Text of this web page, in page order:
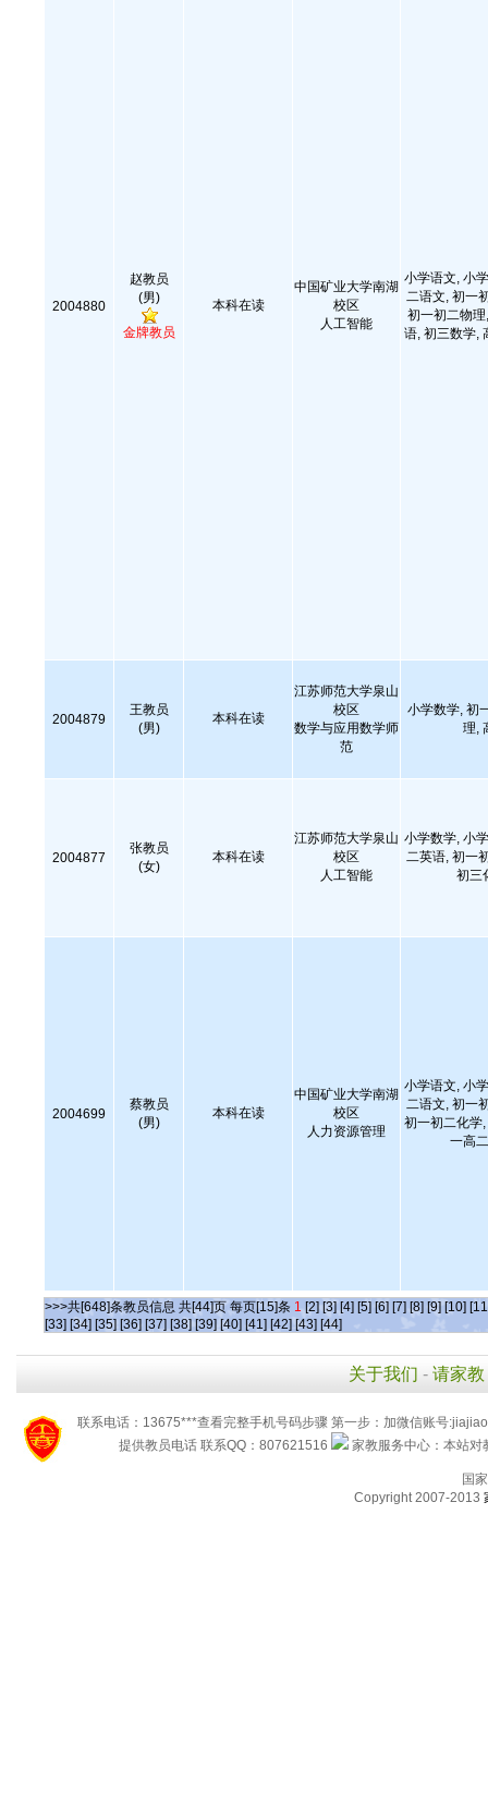
2004880
赵教员
(男)
金牌教员
本科在读
中国矿业大学南湖
校区
人工智能
小学语文, 小
二语文, 初一
初一初二物
语, 初三数学,
2004879
王教员
(男)
本科在读
江苏师范大学泉山
校区
数学与应用数学师
范
小学数学, 初
理,
2004877
张教员
(女)
本科在读
江苏师范大学泉山
校区
人工智能
小学数学, 小
二英语, 初一
初三
2004699
蔡教员
(男)
本科在读
中国矿业大学南湖
校区
人力资源管理
小学语文, 小
二语文, 初一
初一初二化学
一高
>>>共[648]条教员信息 共[44]页 每页[15]条 1 [2] [3] [4] [5] [6] [7] [8] [9] [10]
[33] [34] [35] [36] [37] [38] [39] [40] [41] [42] [43] [44]
关于我们 - 请家教
联系电话：13675***查看完整手机号码步骤 第一步：加微信账号
提供教员电话 联系QQ：807621516
家教服务中心：本站
国
Copyright 2007-2013